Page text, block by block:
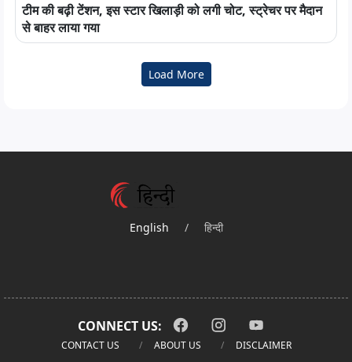
टीम की बढ़ी टेंशन, इस स्टार खिलाड़ी को लगी चोट, स्ट्रेचर पर मैदान
से बाहर लाया गया
Load More
English / हिन्दी
CONNECT US:
CONTACT US ABOUT US DISCLAIMER